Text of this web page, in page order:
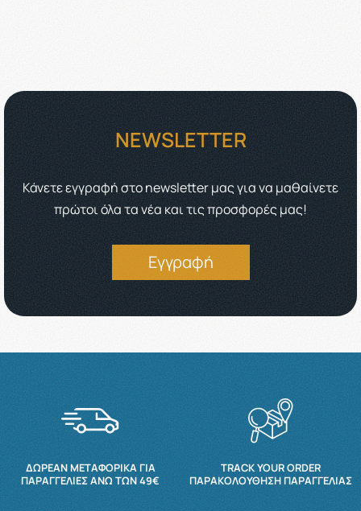
NEWSLETTER
Κάνετε εγγραφή στο newsletter μας για να μαθαίνετε
πρώτοι όλα τα νέα και τις προσφορές μας!
Εγγραφή
ΔΩΡΕΆΝ ΜΕΤΑΦΟΡΙΚΆ ΓΙΑ
ΠΑΡΑΓΓΕΛΊΕΣ ΆΝΩ ΤΩΝ 49€
TRACK YOUR ORDER
ΠΑΡΑΚΟΛΟΎΘΗΣΗ ΠΑΡΑΓΓΕΛΊΑΣ